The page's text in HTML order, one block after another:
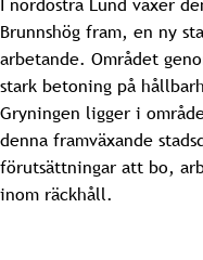
I nordöstra Lund växer
Brunnshög fram, en ny
arbetande. Området
stark betoning på
Gryningen ligger i
denna framväxande
förutsättningar att bo,
inom räckhåll.